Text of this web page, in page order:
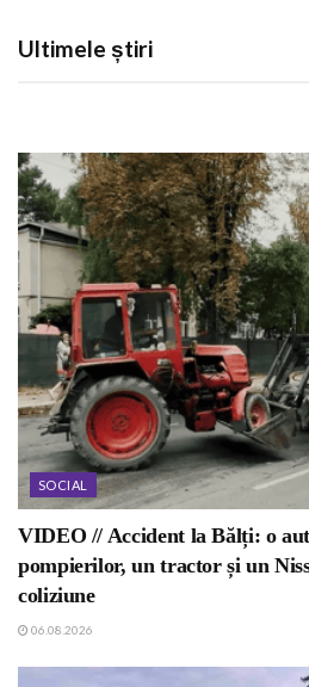
Ultimele știri
SOCIAL
VIDEO // Accident la Bălți: o
pompierilor, un tractor și un
coliziune
06.08.2026